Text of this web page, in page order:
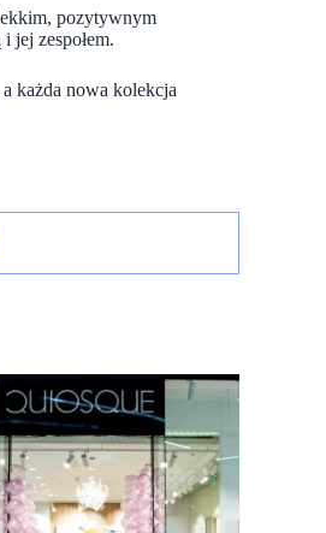
pozytywnym
jej zespołem.
każda nowa kolekcja